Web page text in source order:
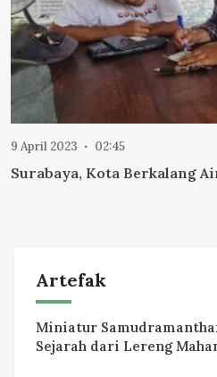
9 April 2023 02:45
Surabaya, Kota Berkalang
Artefak
Miniatur
Sejarah dari Lereng